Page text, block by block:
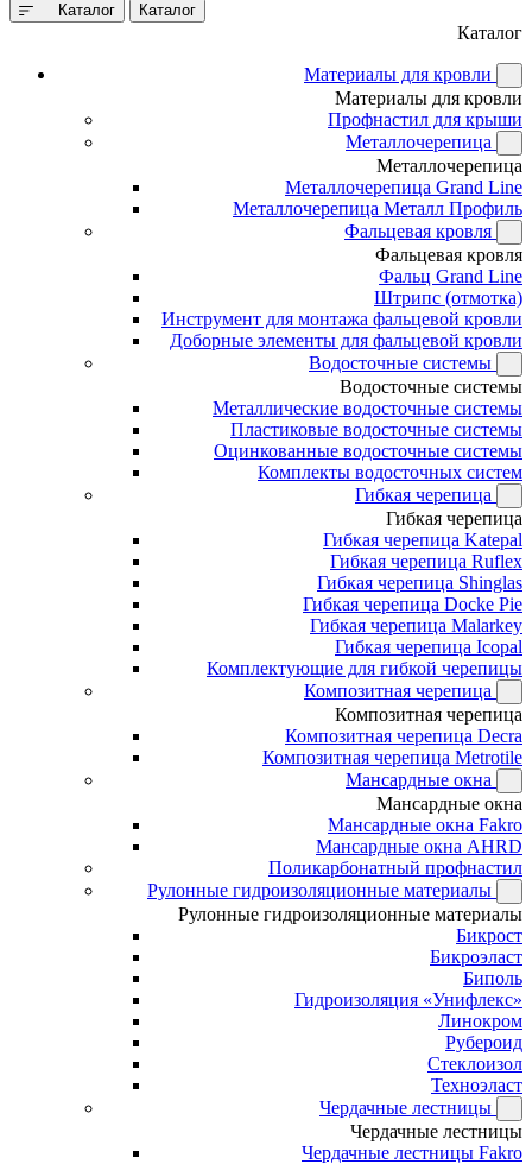
Каталог Каталог
Каталог
Материалы для кровли
Материалы для кровли
Профнастил для крыши
Металлочерепица
Металлочерепица
Металлочерепица Grand Line
Металлочерепица Металл Профиль
Фальцевая кровля
Фальцевая кровля
Фальц Grand Line
Штрипс (отмотка)
Инструмент для монтажа фальцевой кровли
Доборные элементы для фальцевой кровли
Водосточные системы
Водосточные системы
Металлические водосточные системы
Пластиковые водосточные системы
Оцинкованные водосточные системы
Комплекты водосточных систем
Гибкая черепица
Гибкая черепица
Гибкая черепица Katepal
Гибкая черепица Ruflex
Гибкая черепица Shinglas
Гибкая черепица Docke Pie
Гибкая черепица Malarkey
Гибкая черепица Icopal
Комплектующие для гибкой черепицы
Композитная черепица
Композитная черепица
Композитная черепица Decra
Композитная черепица Metrotile
Мансардные окна
Мансардные окна
Мансардные окна Fakro
Мансардные окна AHRD
Поликарбонатный профнастил
Рулонные гидроизоляционные материалы
Рулонные гидроизоляционные материалы
Бикрост
Бикроэласт
Биполь
Гидроизоляция «Унифлекс»
Линокром
Рубероид
Стеклоизол
Техноэласт
Чердачные лестницы
Чердачные лестницы
Чердачные лестницы Fakro